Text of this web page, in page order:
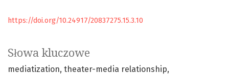
Słowa kluczowe
mediatization theater-media relationship
https://doi.org/10.24917/20837275.15.3.10